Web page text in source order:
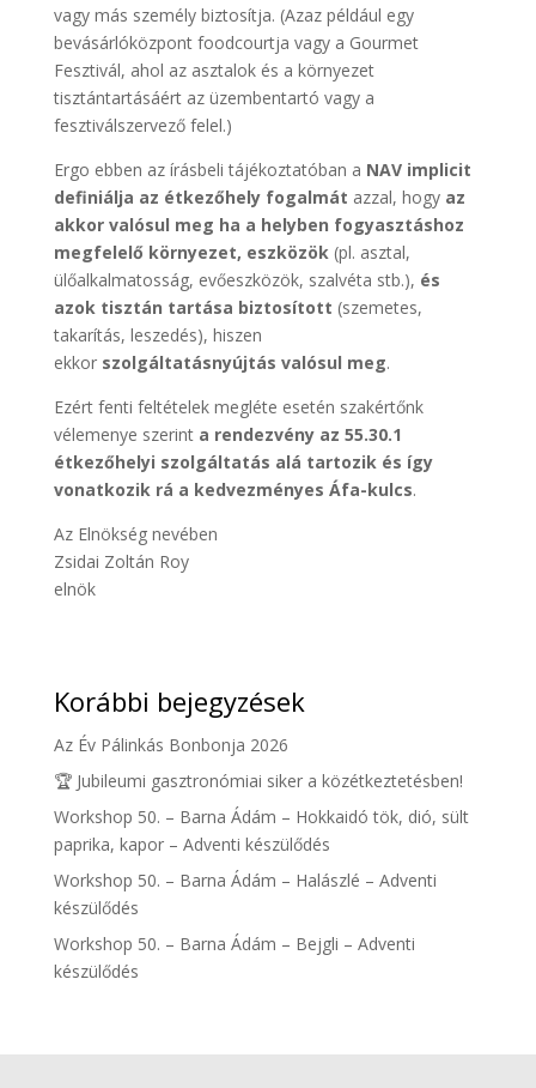
vagy más személy biztosítja. (Azaz például egy
bevásárlóközpont foodcourtja vagy a Gourmet
Fesztivál, ahol az asztalok és a környezet
tisztántartásáért az üzembentartó vagy a
fesztiválszervező felel.)
Ergo ebben az írásbeli tájékoztatóban a NAV implicit
definiálja az étkezőhely fogalmát azzal, hogy az
akkor valósul meg ha a helyben fogyasztáshoz
megfelelő környezet, eszközök(pl. asztal,
ülőalkalmatosság, evőeszközök, szalvéta stb.), és
azok tisztán tartása biztosított (szemetes,
takarítás, leszedés), hiszen
ekkor szolgáltatásnyújtás valósul meg.
Ezért fenti feltételek megléte esetén szakértőnk
vélemenye szerint a rendezvény az 55.30.1
étkezőhelyi szolgáltatás alá tartozik és így
vonatkozik rá a kedvezményes Áfa-kulcs.
Az Elnökség nevében
Zsidai Zoltán Roy
elnök
Korábbi bejegyzések
Az Év Pálinkás Bonbonja 2026
🏆 Jubileumi gasztronómiai siker a közétkeztetésben!
Workshop 50. – Barna Ádám – Hokkaidó tök, dió, sült
paprika, kapor – Adventi készülődés
Workshop 50. – Barna Ádám – Halászlé – Adventi
készülődés
Workshop 50. – Barna Ádám – Bejgli – Adventi
készülődés